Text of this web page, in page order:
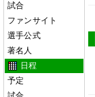
試合
ファンサイト
選手公式
著名人
日程
予定